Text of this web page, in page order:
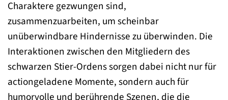
Charaktere gezwungen sind,
zusammenzuarbeiten, um scheinbar
unüberwindbare Hindernisse zu überwinden. Die
Interaktionen zwischen den Mitgliedern des
schwarzen Stier-Ordens sorgen dabei nicht nur für
actiongeladene Momente, sondern auch für
humorvolle und berührende Szenen, die die